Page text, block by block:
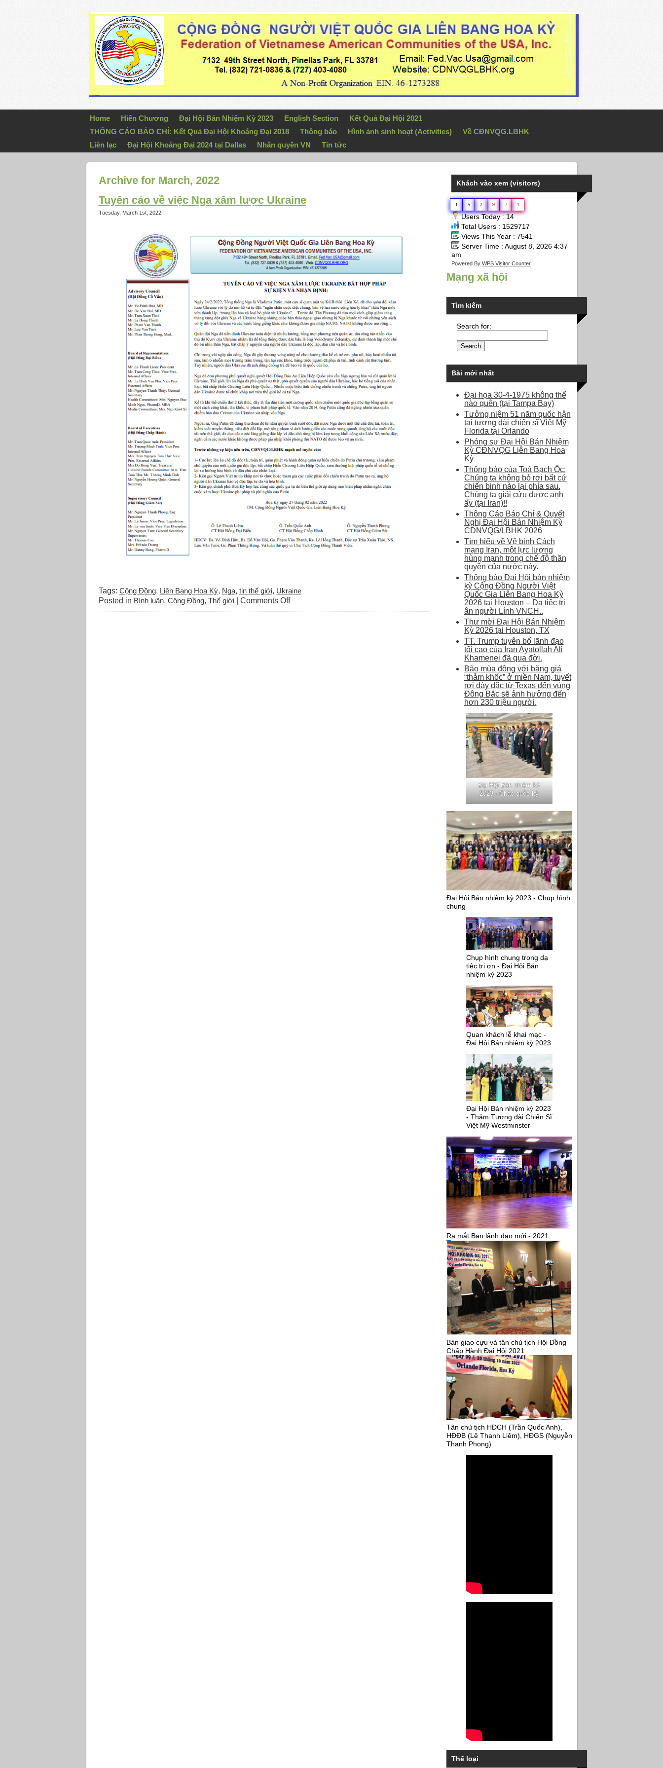
Home Hiến Chương Đại Hội Bán Nhiệm Kỳ 2023 English Section
Kết Quả Đại Hội 2021
THÔNG CÁO BÁO CHÍ: Kết Quả Đại Hội Khoáng Đại 2018
Thông báo Hình ảnh sinh hoạt (Activities)
Về CĐNVQG.LBHK
Liên lạc
Đại Hội Khoáng Đại 2024 tại Dallas Nhân quyền VN Tin tức
Archive for March, 2022
Tuyên cáo về việc Nga xâm lược Ukraine
Tuesday, March 1st, 2022
Tags: Cộng Đồng, Liên Bang Hoa Kỳ, Nga, tin thế giới, Ukraine
Posted in Bình luận, Cộng Đồng, Thế giới| Comments Offon
Tuyên
Khách vào xem (visitors)
1 5 2 9 7 1
Users Today : 14
Total Users : 1529717
Views This Year : 7541
Server Time : August 8, 2026 4:37
am
Powered By WPS Visitor Counter
Mạng xã hội
Tìm kiếm
Search for:
Bài mới nhất
Đại họa 30-4-1975 không thể
nào quên (tại Tampa Bay)
Tưởng niệm 51 năm quốc hận
tại tượng đài chiến sĩ Việt Mỹ
Florida tại Orlando
Phóng sự Đại Hội Bán Nhiệm
Kỳ CĐNVQG Liên Bang Hoa
Kỳ
Thông báo của Toà Bạch Ốc:
Chúng ta không bỏ rơi bất cứ
chiến binh nào lại phía sau.
Chúng ta giải cứu được anh
ấy (tại Iran)!!
Thông Cáo Báo Chí & Quyết
Nghị Đại Hội Bán Nhiệm Kỳ
CDNVQG/LBHK 2026
Tìm hiểu về Vệ binh Cách
mạng Iran, một lực lượng
hùng mạnh trong chế độ thần
quyền của nước này.
Thông báo Đại Hội bán nhiệm
kỳ Cộng Đồng Người Việt
Quốc Gia Liên Bang Hoa Kỳ
2026 tại Houston – Dạ tiệc tri
ân người Lính VNCH..
Thư mời Đại Hội Bán Nhiệm
Kỳ 2026 tại Houston, TX
TT. Trump tuyên bố lãnh đạo
tối cao của Iran Ayatollah Ali
Khamenei đã qua đời.
Bão mùa đông với băng giá
“thảm khốc” ở miền Nam, tuyết
rơi dày đặc từ Texas đến vùng
Đông Bắc sẽ ảnh hưởng đến
hơn 230 triệu người.
Đại Hội Bán nhiệm kỳ
2023 - Chào quốc kỳ
Đại Hội Bán nhiệm kỳ 2023 - Chup hình
chung
Chụp hình chung trong dạ
tiệc tri ơn - Đại Hội Bán
nhiệm kỳ 2023
Quan khách lễ khai mạc -
Đại Hội Bán nhiệm kỳ 2023
Đại Hội Bán nhiệm kỳ 2023
- Thăm Tượng đài Chiến Sĩ
Việt Mỹ Westminster
Ra mắt Ban lãnh đạo mới - 2021
Bàn giao cựu và tân chủ tịch Hội Đồng
Chấp Hành Đại Hội 2021
Tân chủ tịch HĐCH (Trần Quốc Anh),
HĐĐB (Lê Thanh Liêm), HĐGS (Nguyễn
Thanh Phong)
Thể loại